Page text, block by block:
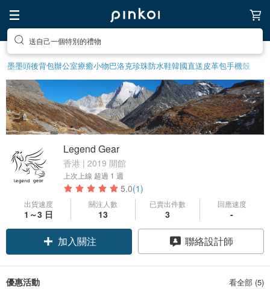
送自己一個特別的禮物
墨墨頭後背包辦公室療癒小物巴洛克珍珠防水鞋韓國直送皮革包手機殼
Legend Gear
香港 | 2019 開館
上次上線 超過 1 週
5.0(1)
出貨速度
1～3 日
關注人數
13
已賣出件數
3
回應速度
-
加入關注 聯絡設計師
優惠活動 看全部 (5)